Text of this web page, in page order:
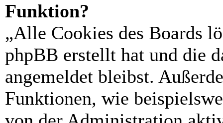
Funktion?
„Alle Cookies des Boards
phpBB erstellt hat und die
angemeldet bleibst.
Funktionen, wie